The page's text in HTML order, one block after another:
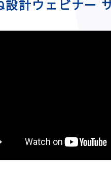
設計ウェビナー